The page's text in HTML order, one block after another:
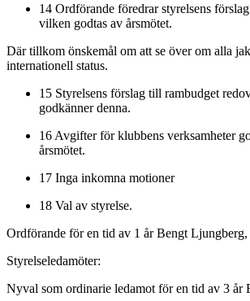
14 Ordförande föredrar styrelsens
vilken godtas av årsmötet.
Där tillkom önskemål om att se över om alla
internationell status.
15 Styrelsens förslag till rambudget
godkänner denna.
16 Avgifter för klubbens verksamheter
årsmötet.
17 Inga inkomna motioner
18 Val av styrelse.
Ordförande för en tid av 1 år Bengt
Styrelseledamöter:
Nyval som ordinarie ledamot för en tid av 3 år